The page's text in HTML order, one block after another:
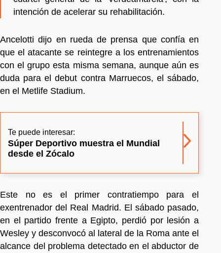
intención de acelerar su rehabilitación.
Ancelotti dijo en rueda de prensa que confía en
que el atacante se reintegre a los entrenamientos
con el grupo esta misma semana, aunque aún es
duda para el debut contra Marruecos, el sábado,
en el Metlife Stadium.
Te puede interesar:
Súper Deportivo muestra el Mundial
desde el Zócalo
Este no es el primer contratiempo para el
exentrenador del Real Madrid. El sábado pasado,
en el partido frente a Egipto, perdió por lesión a
Wesley y desconvocó al lateral de la Roma ante el
alcance del problema detectado en el abductor de